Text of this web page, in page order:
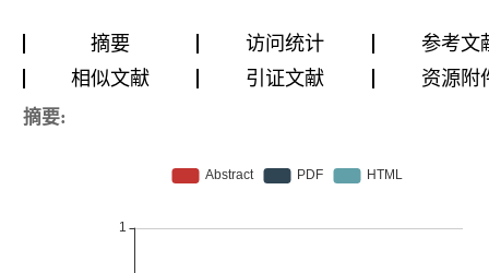
摘要 访问统计
参考文
相似文献
引证文献 资源附
摘要: